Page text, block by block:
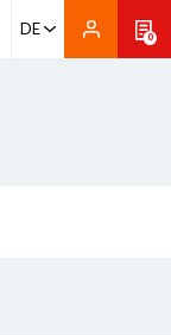
DE 0